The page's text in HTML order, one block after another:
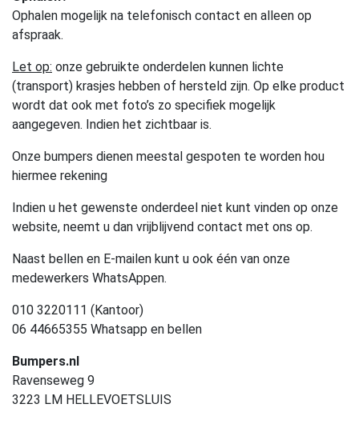
Ophalen mogelijk na telefonisch contact en alleen op
afspraak.
Let op: onze gebruikte onderdelen kunnen lichte
(transport) krasjes hebben of hersteld zijn. Op elke product
wordt dat ook met foto’s zo specifiek mogelijk
aangegeven. Indien het zichtbaar is.
Onze bumpers dienen meestal gespoten te worden hou
hiermee rekening
Indien u het gewenste onderdeel niet kunt vinden op onze
website, neemt u dan vrijblijvend contact met ons op.
Naast bellen en E-mailen kunt u ook één van onze
medewerkers WhatsAppen.
010 3220111 (Kantoor)
06 44665355 Whatsapp en bellen
Bumpers.nl
Ravenseweg 9
3223 LM HELLEVOETSLUIS